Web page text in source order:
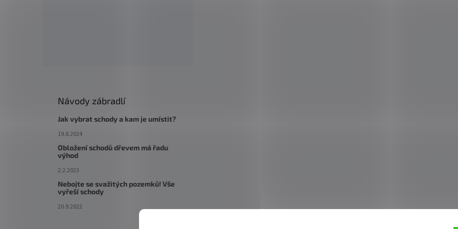
Návody zábradlí
Jak vybrat schody a kam je umístit?
19.8.2024
Obložení schodů dřevem má řadu
výhod
2.2.2023
Nebojte se svažitých pozemků! Vše
vyřeší schody
20.9.2022